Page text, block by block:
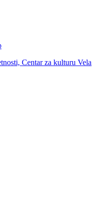
Centar za kulturu Vela